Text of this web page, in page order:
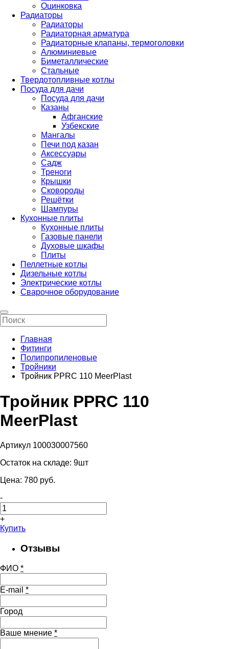
Оцинковка
Радиаторы
Радиаторы
Радиаторная арматура
Радиаторные клапаны, термоголовки
Алюминиевые
Биметаллические
Стальные
Твердотопливные котлы
Посуда для дачи
Посуда для дачи
Казаны
Афганские
Узбекские
Мангалы
Печи под казан
Аксессуары
Садж
Треноги
Крышки
Сковороды
Решётки
Шампуры
Кухонные плиты
Кухонные плиты
Газовые панели
Духовые шкафы
Плиты
Пеллетные котлы
Дизельные котлы
Электрические котлы
Сварочное оборудование
Главная
Фитинги
Полипропиленовые
Тройники
Тройник PPRC 110 MeerPlast
Тройник PPRC 110
MeerPlast
Артикул 100030007560
Остаток на складе: 9шт
Цена: 780 pуб.
-
+
Купить
Отзывы
ФИО *
E-mail *
Город
Ваше мнение *